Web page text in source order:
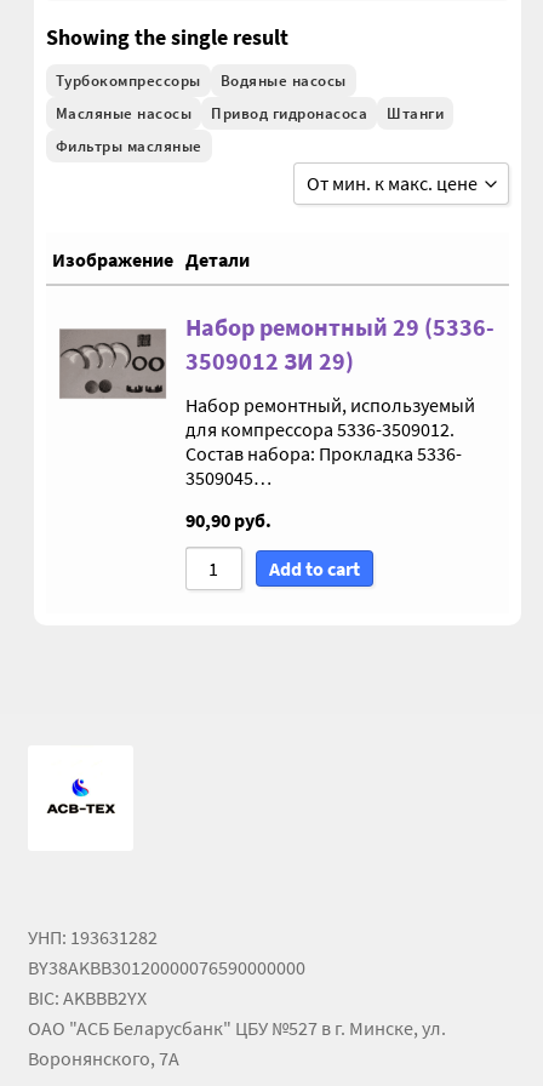
Втулки АГУ
Гайки DIN 74361
Гайки DIN 985
Гайки ГОСТ 11871-88
Гидроцилиндры АГУ
Звенья АГУ
Showing the single result
Турбокомпрессоры
Водяные насосы
Масляные насосы
Привод гидронасоса
Штанги
Фильтры масляные
От мин. к макс. цене
От макс. к мин. цене
По дате добавления
По имени от А до Я
По имени от Я до А
Изображение Детали
Набор ремонтный 29 (5336-
3509012 ЗИ 29)
Набор ремонтный, используемый
для компрессора 5336-3509012.
Состав набора: Прокладка 5336-
3509045…
90,90 руб.
Add to cart
УНП: 193631282
BY38AKBB30120000076590000000
BIC: AKBBB2YX
ОАО "АСБ Беларусбанк" ЦБУ №527 в г. Минске, ул.
Воронянского, 7А